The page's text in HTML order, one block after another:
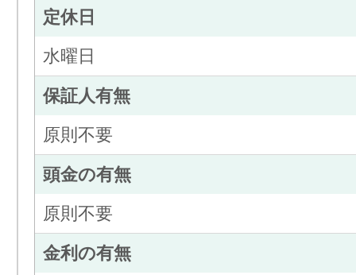
定休日
水曜日
保証人有無
原則不要
頭金の有無
原則不要
金利の有無